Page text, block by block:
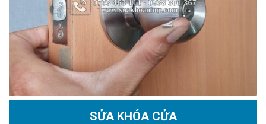
SỬA KHÓA CỬA